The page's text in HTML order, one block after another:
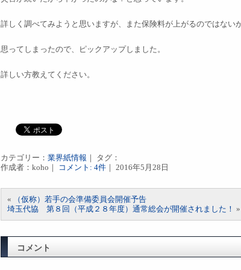
詳しく調べてみようと思いますが、また保険料が上がるのではない
思ってしまったので、ピックアップしました。
詳しい方教えてください。
カテゴリー： 業界紙情報 ｜ タグ：
作成者：koho｜
コメント: 4件 ｜ 2016年5月28日
«
（仮称）若手の会準備委員会開催予告
埼玉代協 第８回（平成２８年度）通常総会が開催されました！ »
コメント